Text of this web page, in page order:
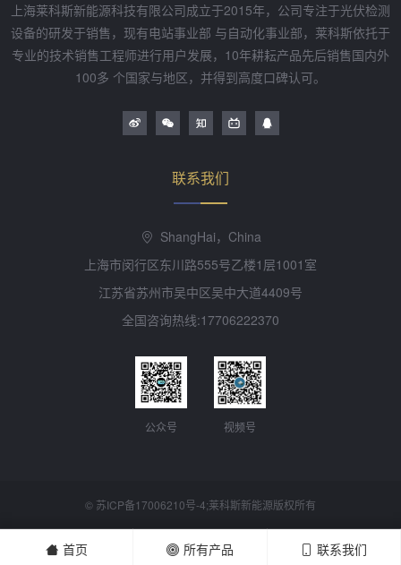
上海莱科斯新能源科技有限公司成立于2015年，公司专注于光伏检测
设备的研发于销售，现有电站事业部 与自动化事业部，莱科斯依托于
专业的技术销售工程师进行用户发展，10年耕耘产品先后销售国内外
100多 个国家与地区，并得到高度口碑认可。
联系我们
ShangHai，China
上海市闵行区东川路555号乙楼1层1001室
江苏省苏州市吴中区吴中大道4409号
全国咨询热线:17706222370
公众号 视频号
© 苏ICP备17006210号-4;莱科斯新能源版权所有
首页 所有产品 联系我们